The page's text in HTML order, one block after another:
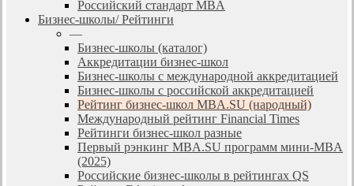
Российский стандарт MBA
Бизнес-школы/ Рейтинги
—
Бизнес-школы (каталог)
Аккредитации бизнес-школ
Бизнес-школы с международной аккредитацией
Бизнес-школы с российской аккредитацией
Рейтинг бизнес-школ MBA.SU (народный)
Международный рейтинг Financial Times
Рейтинги бизнес-школ разные
Первый рэнкинг MBA.SU программ мини-MBA
(2025)
Российские бизнес-школы в рейтингах QS